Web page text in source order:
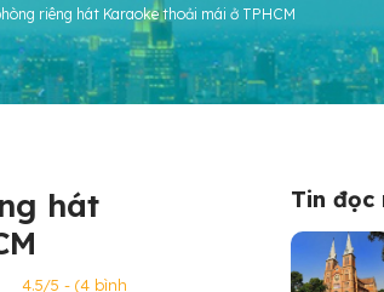
riêng hát Karaoke thoải mái ở TPHCM
hát
4.5/5 - (4 bình
Tin đọc